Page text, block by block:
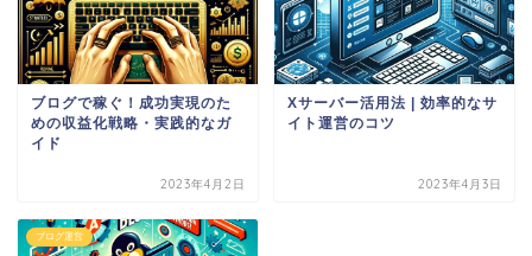
ブログで稼ぐ！成功実現のた
めの収益化戦略・実践的なガ
イド
2023年4月2日
Xサーバー活用法 | 効率的なサ
イト運営のコツ
2023年4月3日
ブログ運営